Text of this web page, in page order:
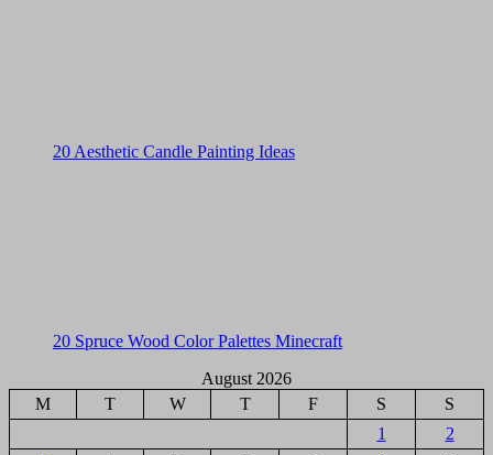
20 Aesthetic Candle Painting Ideas
20 Spruce Wood Color Palettes Minecraft
August 2026
M
T W T F S
S
1
2